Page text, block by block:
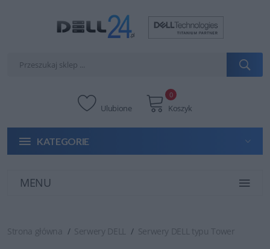
Ulubione Koszyk
0
KATEGORIE
MENU
Strona główna Serwery DELL Serwery DELL typu Tower